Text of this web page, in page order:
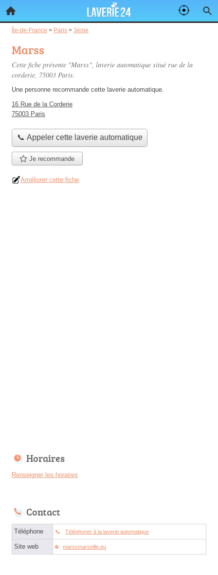
Île-de-France > Paris > 3ème
Marss
Cette fiche présente "Marss", laverie automatique situé rue de la
corderie, 75003 Paris.
Une personne recommande cette laverie automatique.
16 Rue de la Corderie
75003 Paris
📞 Appeler cette laverie automatique
Je recommande
Améliorer cette fiche
Horaires
Renseigner les horaires
Contact
Téléphone Téléphoner à la laverie automatique
Site web marssmarseille.eu